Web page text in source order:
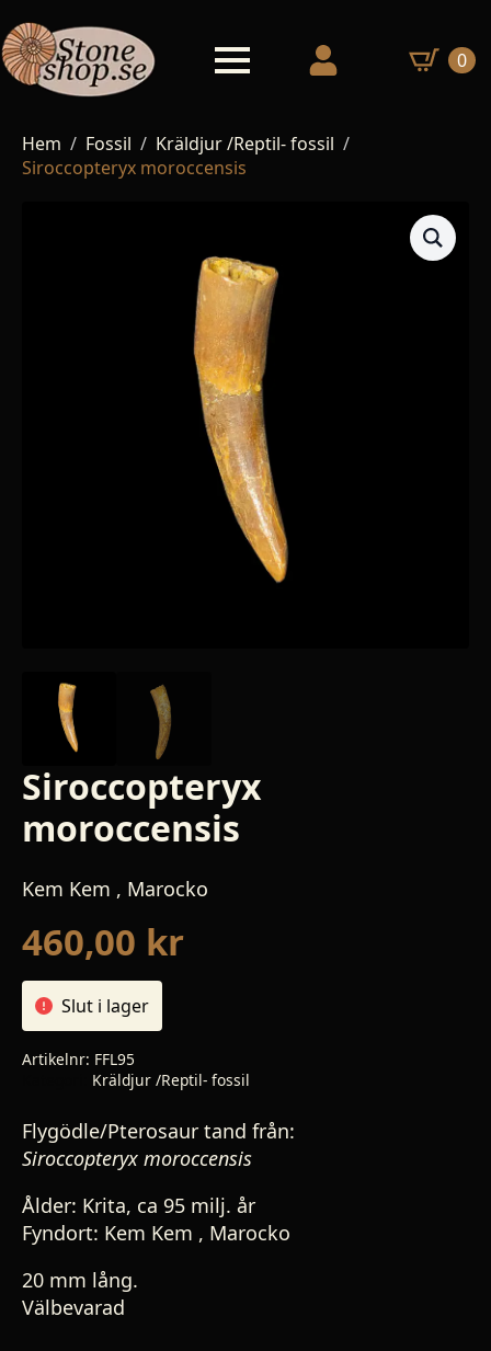
0
Hem Fossil
Kräldjur /Reptil- fossil
Siroccopteryx moroccensis
Siroccopteryx
moroccensis
Kem Kem , Marocko
460,00 kr
Slut i lager
Artikelnr: FFL95
Kräldjur /Reptil- fossil
Flygödle/Pterosaur tand från:
Siroccopteryx moroccensis
Ålder: Krita, ca 95 milj. år
Fyndort: Kem Kem , Marocko
20 mm lång.
Välbevarad